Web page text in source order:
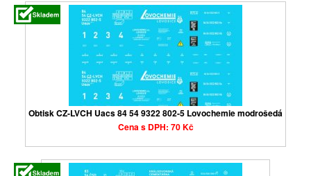
Obtisk CZ-LVCH Uacs 84 54 9322 802-5 Lovochemie modrošedá
Cena s DPH: 70 Kč